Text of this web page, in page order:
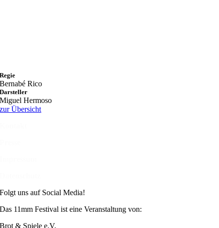
Regie
Bernabé Rico
Darsteller
Miguel Hermoso
zur Übersicht
Folgt uns auf Social Media!
Das 11mm Festival ist eine Veranstaltung von:
Brot & Spiele e.V.